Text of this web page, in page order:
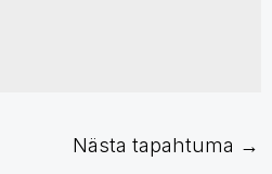
Nästa tapahtuma →